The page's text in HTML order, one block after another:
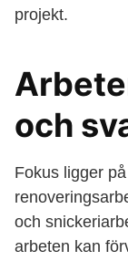
projekt.
och
Fokus ligger
och
arbeten kan